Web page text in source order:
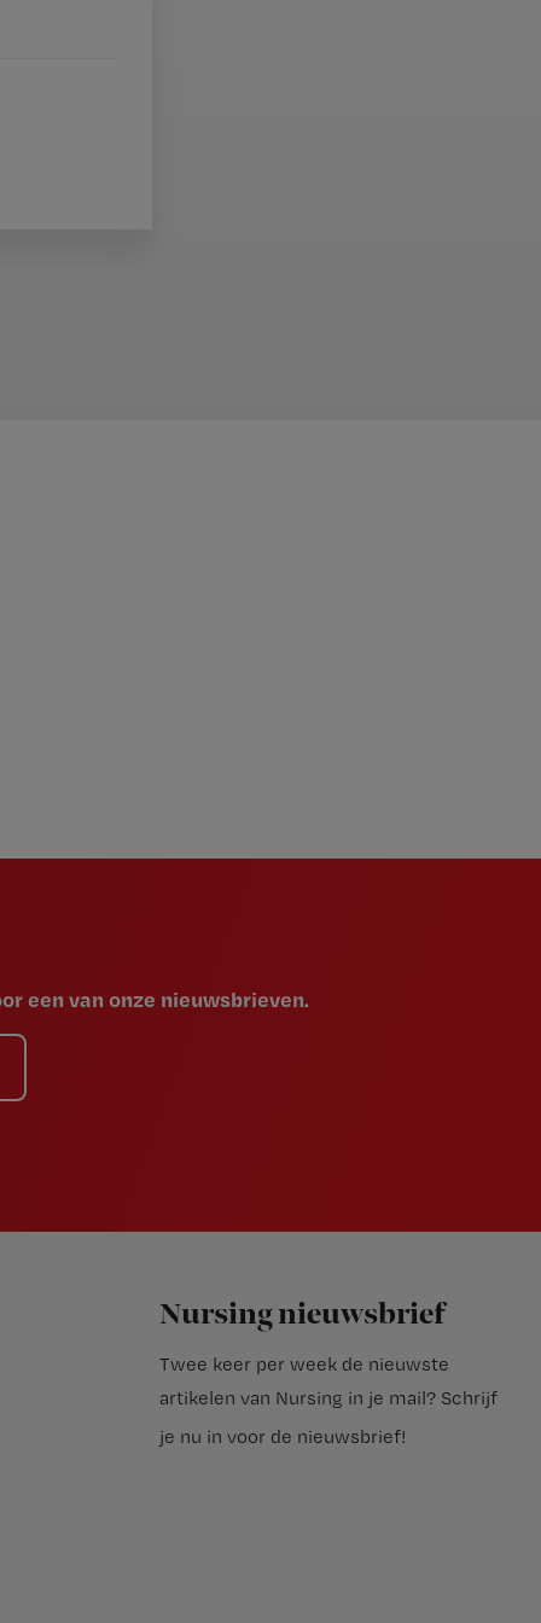
een van onze nieuwsbrieven.
Nursing nieuwsbrief
Twee keer per week de nieuwste
artikelen van Nursing in je mail? Schrijf
je nu in voor de nieuwsbrief!